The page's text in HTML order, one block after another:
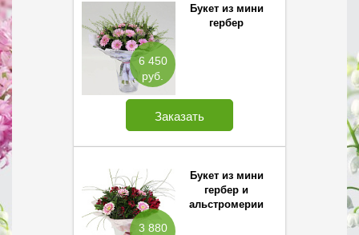
6 450
руб.
Букет из мини
гербер
Заказать
3 880
Букет из мини
гербер и
альстромерии